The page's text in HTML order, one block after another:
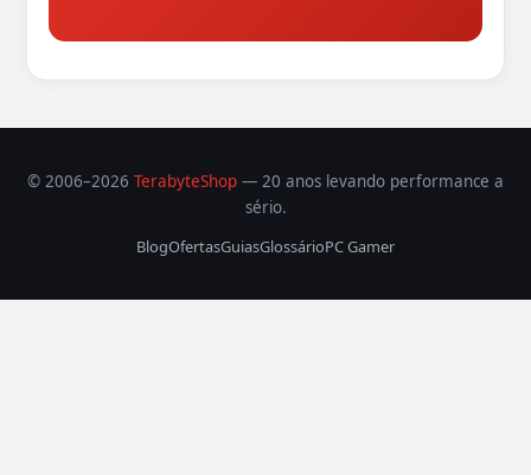
© 2006–2026 TerabyteShop — 20 anos levando performance a
sério.
BlogOfertasGuiasGlossárioPC Gamer